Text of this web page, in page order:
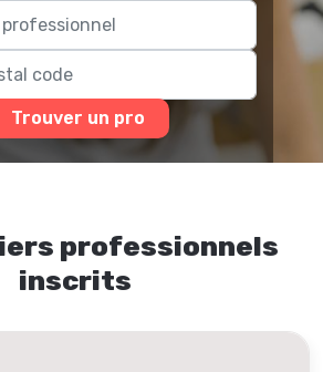
Trouver un pro
professionnels
inscrits